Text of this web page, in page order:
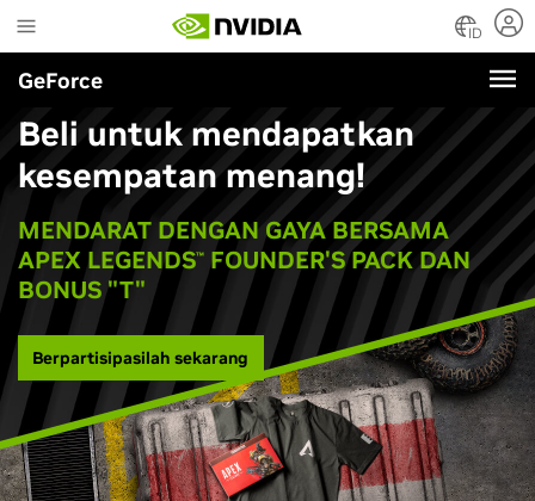
to
main
content
ID
GeForce
Beli untuk mendapatkan
kesempatan menang!
MENDARAT DENGAN GAYA BERSAMA
APEX LEGENDS™ FOUNDER'S PACK DAN
BONUS "T"
Berpartisipasilah sekarang